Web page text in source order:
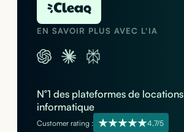
EN SAVOIR PLUS AVEC L'IA
N°1 des plateformes de locations
informatique
Customer rating : 4,7/5